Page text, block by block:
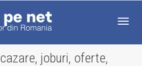
joburi, oferte,